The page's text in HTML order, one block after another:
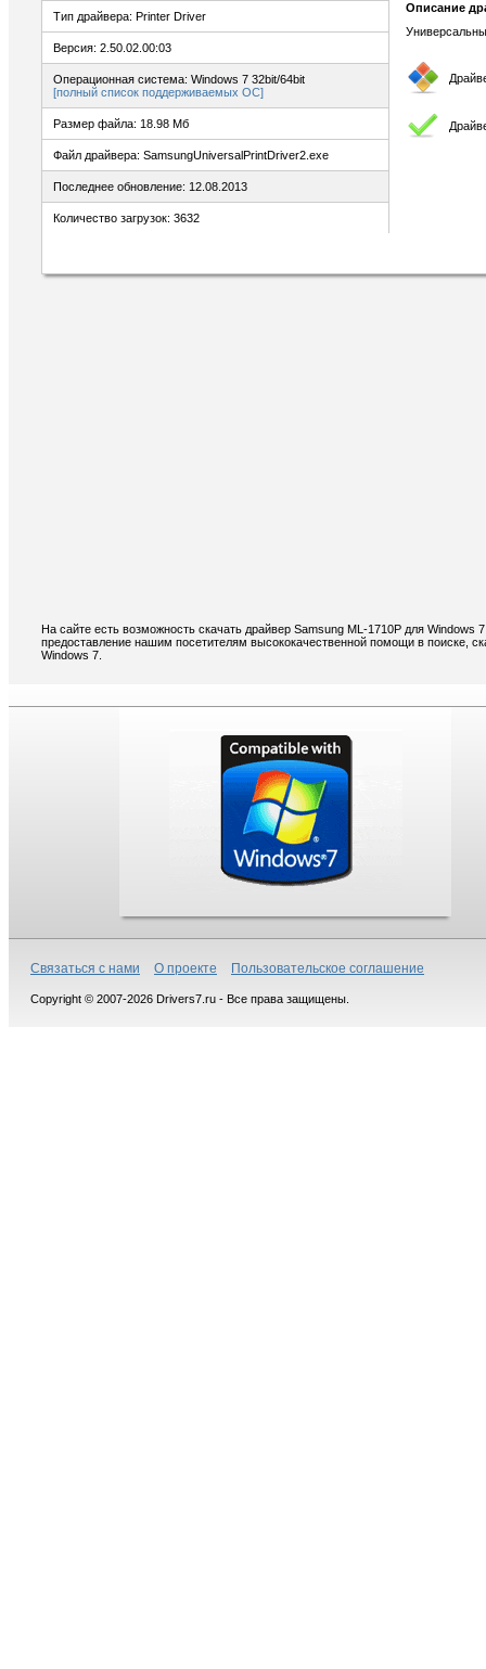
Тип драйвера: Printer Driver
Версия: 2.50.02.00:03
Операционная система: Windows 7 32bit/64bit
[полный список поддерживаемых ОС]
Размер файла: 18.98 Мб
Файл драйвера: SamsungUniversalPrintDriver2.exe
Последнее обновление: 12.08.2013
Количество загрузок: 3632
Описание
На сайте есть возможность скачать драйвер Samsung ML-1710P для
предоставление нашим посетителям высококачественной помощи в поиске,
Windows 7.
Связаться с нами О проекте Пользовательское соглашение
Copyright © 2007-2026 Drivers7.ru - Все права защищены.